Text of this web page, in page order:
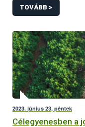
növényvédő szer
TOVÁBB >
2023. június 23, péntek
Célegyenesben a